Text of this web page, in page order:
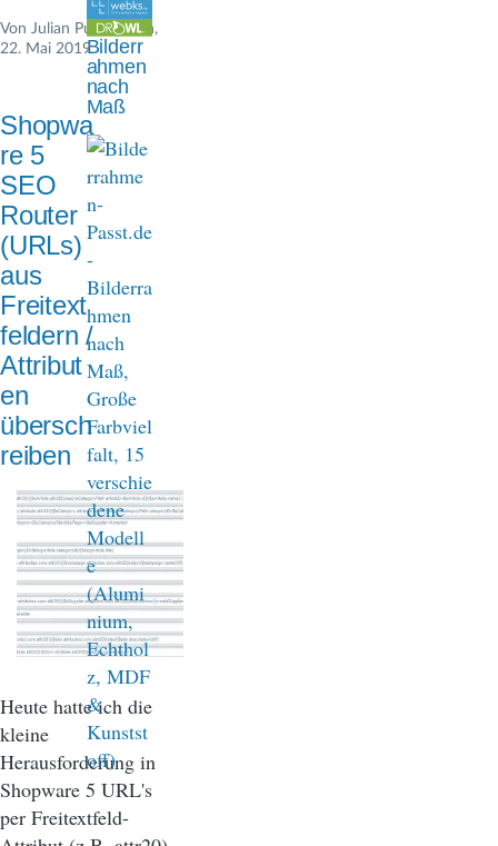
n
a
i
g
a
t
i
o
n
Von Julian Pustkuchen,
22. Mai 2019
Shopwa
re 5
SEO
Router
(URLs)
aus
Freitext
feldern /
Attribut
en
übersch
reiben
Heute hatte ich die
kleine
Herausforderung in
Shopware 5 URL's
per Freitextfeld-
Bilderr
ahmen
nach
Maß